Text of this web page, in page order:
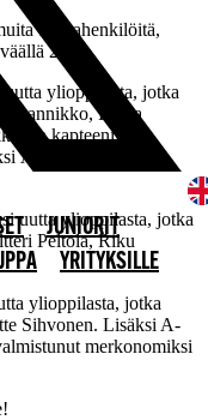
JUNIORIT
YRITYKSILLE
taustahenkilöitä,
2015.
ylioppilasta, jotka
Rannikko, Laura
kapteeniMira
Åbo Akademista
uutta ylioppilasta, jotka
Peltola, Riku
ylioppilasta, jotka
Sihvonen. Lisäksi A-
merkonomiksi